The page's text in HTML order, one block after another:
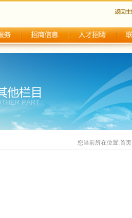
您当前所在位置:首页